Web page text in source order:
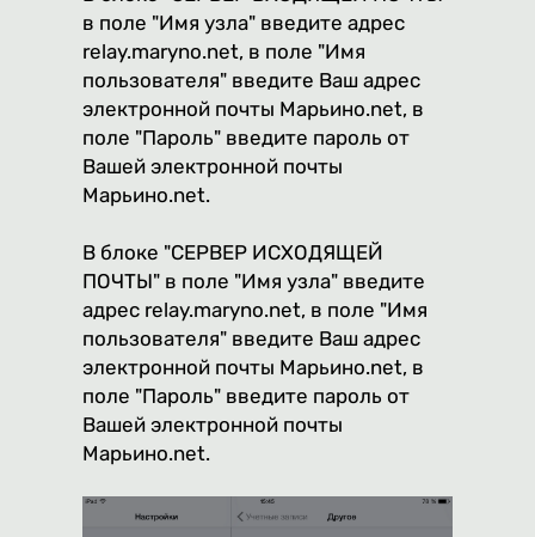
в поле "Имя узла" введите адрес
relay.maryno.net, в поле "Имя
пользователя" введите Ваш адрес
электронной почты Марьино.net, в
поле "Пароль" введите пароль от
Вашей электронной почты
Марьино.net.
В блоке "СЕРВЕР ИСХОДЯЩЕЙ
ПОЧТЫ" в поле "Имя узла" введите
адрес relay.maryno.net, в поле "Имя
пользователя" введите Ваш адрес
электронной почты Марьино.net, в
поле "Пароль" введите пароль от
Вашей электронной почты
Марьино.net.